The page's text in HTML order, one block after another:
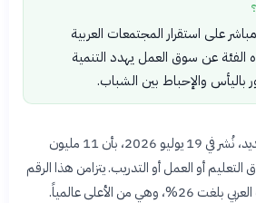
على استقرار المجتمعات العربية
الفئة عن سوق العمل يهدد التنمية
باليأس والإحباط بين الشباب.
أفاد تقرير حديث للعربي الجديد، نُشر في 19 يوليو 2026، بأن 11 مليون
أو العمل أو التدريب. يتزامن هذا الرقم
مع معدلات بطالة للشباب العربي بلغت 26%، وهي من الأعلى عالمياً.